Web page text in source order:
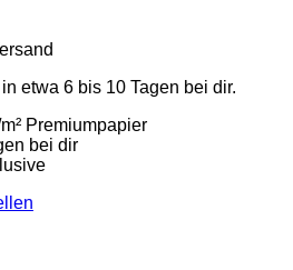
etwa 6 bis 10 Tagen bei dir.
Premiumpapier
bei dir